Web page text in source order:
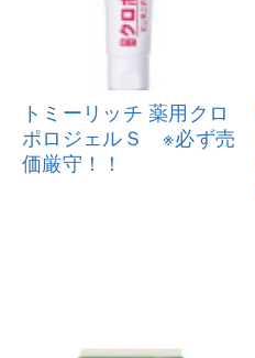
トミーリッチ 薬用クロ
ポロジェルＳ
※必ず売
価厳守！！